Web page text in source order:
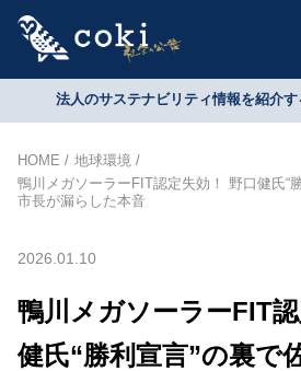
法人のサステナビリティ情報を紹介
HOME
地球環境
鴨川メガソーラーFIT認定失効！ 野口健氏“
市長が漏らした本音
2026.01.10
鴨川メガソーラーFIT
健氏“勝利宣言”の裏で